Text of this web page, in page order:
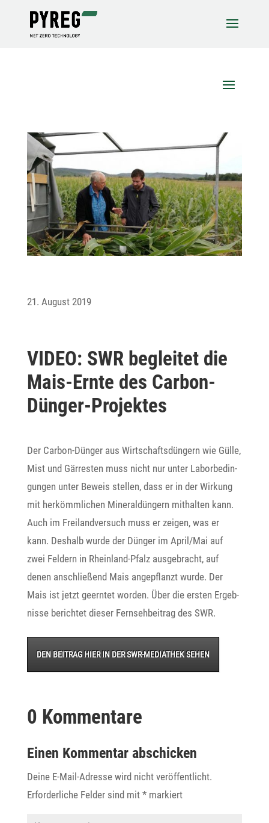
21. August 2019
VIDEO: SWR begleitet die
Mais-Ernte des Carbon-
Dünger-Projektes
Der Carbon-Dünger aus Wirt­schafts­dün­gern wie Gülle,
Mist und Gärresten muss nicht nur unter Labor­be­din­
gungen unter Beweis stellen, dass er in der Wirkung
mit herkömm­li­chen Mine­ral­dün­gern mithalten kann.
Auch im Frei­land­ver­such muss er zeigen, was er
kann. Deshalb wurde der Dünger im April/Mai auf
zwei Feldern in Rhein­land-Pfalz ausge­bracht, auf
denen anschlie­ßend Mais ange­pflanzt wurde. Der
Mais ist jetzt geerntet worden. Über die ersten Ergeb­
nisse berichtet dieser Fern­seh­bei­trag des SWR.
DEN BEITRAG HIER IN DER SWR-MEDIA­THEK SEHEN
0 Kommentare
Einen Kommentar abschicken
Deine E-Mail-Adresse wird nicht veröffentlicht.
Erforderliche Felder sind mit *markiert